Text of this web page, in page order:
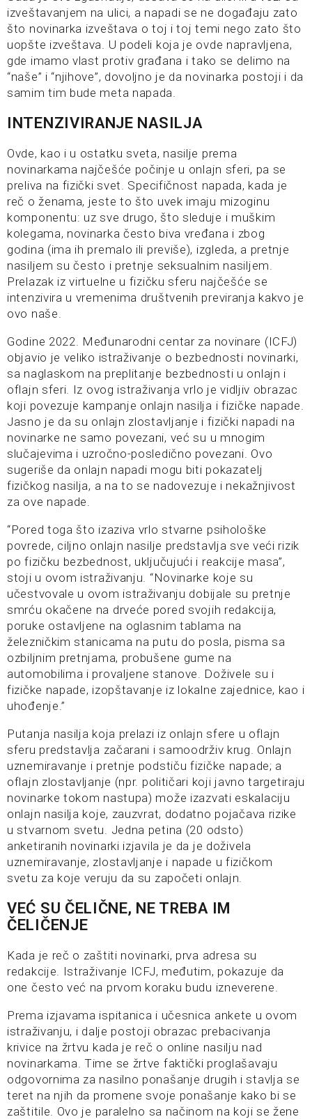
izveštavanjem na ulici, a napadi se ne događaju zato
što novinarka izveštava o toj i toj temi nego zato što
uopšte izveštava. U podeli koja je ovde napravljena,
gde imamo vlast protiv građana i tako se delimo na
“naše” i “njihove”, dovoljno je da novinarka postoji i da
samim tim bude meta napada.
INTENZIVIRANJE NASILJA
Ovde, kao i u ostatku sveta, nasilje prema
novinarkama najčešće počinje u onlajn sferi, pa se
preliva na fizički svet. Specifičnost napada, kada je
reč o ženama, jeste to što uvek imaju mizoginu
komponentu: uz sve drugo, što sleduje i muškim
kolegama, novinarka često biva vređana i zbog
godina (ima ih premalo ili previše), izgleda, a pretnje
nasiljem su često i pretnje seksualnim nasiljem.
Prelazak iz virtuelne u fizičku sferu najčešće se
intenzivira u vremenima društvenih previranja kakvo je
ovo naše.
Godine 2022. Međunarodni centar za novinare (ICFJ)
objavio je veliko istraživanje o bezbednosti novinarki,
sa naglaskom na preplitanje bezbednosti u onlajn i
oflajn sferi. Iz ovog istraživanja vrlo je vidljiv obrazac
koji povezuje kampanje onlajn nasilja i fizičke napade.
Jasno je da su onlajn zlostavljanje i fizički napadi na
novinarke ne samo povezani, već su u mnogim
slučajevima i uzročno-posledično povezani. Ovo
sugeriše da onlajn napadi mogu biti pokazatelj
fizičkog nasilja, a na to se nadovezuje i nekažnjivost
za ove napade.
“Pored toga što izaziva vrlo stvarne psihološke
povrede, ciljno onlajn nasilje predstavlja sve veći rizik
po fizičku bezbednost, uključujući i reakcije masa”,
stoji u ovom istraživanju. “Novinarke koje su
učestvovale u ovom istraživanju dobijale su pretnje
smrću okačene na drveće pored svojih redakcija,
poruke ostavljene na oglasnim tablama na
železničkim stanicama na putu do posla, pisma sa
ozbiljnim pretnjama, probušene gume na
automobilima i provaljene stanove. Doživele su i
fizičke napade, izopštavanje iz lokalne zajednice, kao i
uhođenje.”
Putanja nasilja koja prelazi iz onlajn sfere u oflajn
sferu predstavlja začarani i samoodrživ krug. Onlajn
uznemiravanje i pretnje podstiču fizičke napade; a
oflajn zlostavljanje (npr. političari koji javno targetiraju
novinarke tokom nastupa) može izazvati eskalaciju
onlajn nasilja koje, zauzvrat, dodatno pojačava rizike
u stvarnom svetu. Jedna petina (20 odsto)
anketiranih novinarki izjavila je da je doživela
uznemiravanje, zlostavljanje i napade u fizičkom
svetu za koje veruju da su započeti onlajn.
VEĆ SU ČELIČNE, NE TREBA IM
ČELIČENJE
Kada je reč o zaštiti novinarki, prva adresa su
redakcije. Istraživanje ICFJ, međutim, pokazuje da
one često već na prvom koraku budu izneverene.
Prema izjavama ispitanica i učesnica ankete u ovom
istraživanju, i dalje postoji obrazac prebacivanja
krivice na žrtvu kada je reč o online nasilju nad
novinarkama. Time se žrtve faktički proglašavaju
odgovornima za nasilno ponašanje drugih i stavlja se
teret na njih da promene svoje ponašanje kako bi se
zaštitile. Ovo je paralelno sa načinom na koji se žene